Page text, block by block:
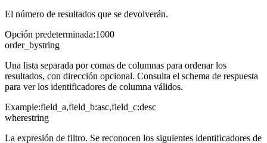
El número de resultados que se devolverán.
Opción predeterminada:1000
order_bystring
Una lista separada por comas de columnas para ordenar los
resultados, con dirección opcional. Consulta el schema de respuesta
para ver los identificadores de columna válidos.
Example:field_a,field_b:asc,field_c:desc
wherestring
La expresión de filtro. Se reconocen los siguientes identificadores de